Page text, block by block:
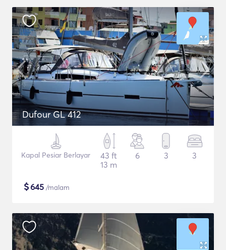
Dufour GL 412
Kapal Pesiar Berlayar
43 ft
13 m
6 3 3
$645 /malam